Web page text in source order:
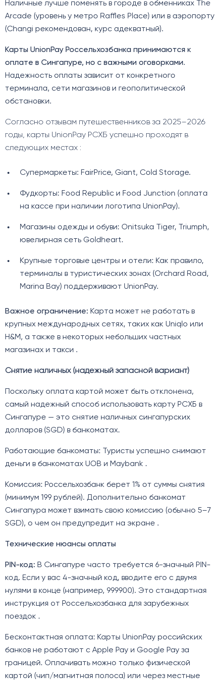
Наличные лучше поменять в городе в обменниках The
Arcade (уровень у метро Raffles Place) или в аэропорту
(Changi рекомендован, курс адекватный).
Карты UnionPay Россельхозбанка принимаются к
оплате в Сингапуре, но с важными оговорками.
Надежность оплаты зависит от конкретного
терминала, сети магазинов и геополитической
обстановки.
Согласно отзывам путешественников за 2025–2026
годы, карты UnionPay РСХБ успешно проходят в
следующих местах :
Супермаркеты: FairPrice, Giant, Cold Storage.
Фудкорты: Food Republic и Food Junction (оплата
на кассе при наличии логотипа UnionPay).
Магазины одежды и обуви: Onitsuka Tiger, Triumph,
ювелирная сеть Goldheart.
Крупные торговые центры и отели: Как правило,
терминалы в туристических зонах (Orchard Road,
Marina Bay) поддерживают UnionPay.
Важное ограничение: Карта может не работать в
крупных международных сетях, таких как Uniqlo или
H&M, а также в некоторых небольших частных
магазинах и такси .
Снятие наличных (надежный запасной вариант)
Поскольку оплата картой может быть отклонена,
самый надежный способ использовать карту РСХБ в
Сингапуре — это снятие наличных сингапурских
долларов (SGD) в банкоматах.
Работающие банкоматы: Туристы успешно снимают
деньги в банкоматах UOB и Maybank .
Комиссия: Россельхозбанк берет 1% от суммы снятия
(минимум 199 рублей). Дополнительно банкомат
Сингапура может взимать свою комиссию (обычно 5–7
SGD), о чем он предупредит на экране .
Технические нюансы оплаты
PIN-код: В Сингапуре часто требуется 6-значный PIN-
код. Если у вас 4-значный код, вводите его с двумя
нулями в конце (например, 999900). Это стандартная
инструкция от Россельхозбанка для зарубежных
поездок .
Бесконтактная оплата: Карты UnionPay российских
банков не работают с Apple Pay и Google Pay за
границей. Оплачивать можно только физической
картой (чип/магнитная полоса) или через местные